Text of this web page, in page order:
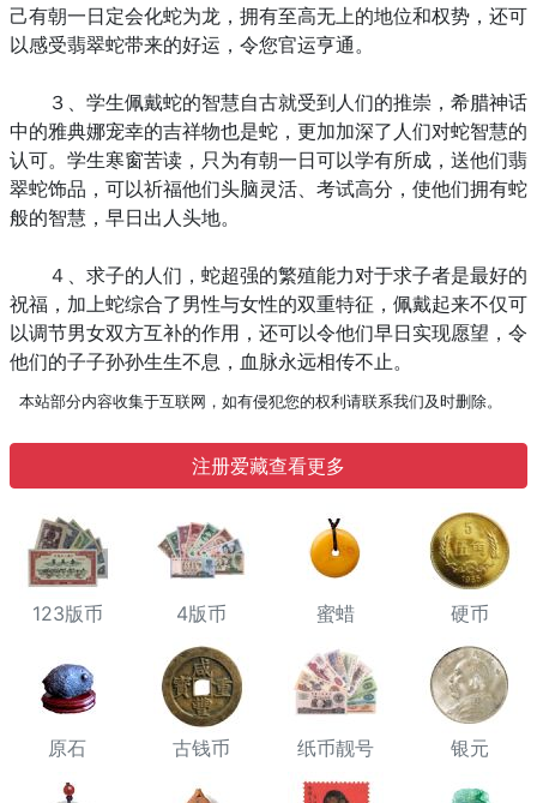
己有朝一日定会化蛇为龙，拥有至高无上的地位和权势，还可
以感受翡翠蛇带来的好运，令您官运亨通。
３、学生佩戴蛇的智慧自古就受到人们的推崇，希腊神话
中的雅典娜宠幸的吉祥物也是蛇，更加加深了人们对蛇智慧的
认可。学生寒窗苦读，只为有朝一日可以学有所成，送他们翡
翠蛇饰品，可以祈福他们头脑灵活、考试高分，使他们拥有蛇
般的智慧，早日出人头地。
４、求子的人们，蛇超强的繁殖能力对于求子者是最好的
祝福，加上蛇综合了男性与女性的双重特征，佩戴起来不仅可
以调节男女双方互补的作用，还可以令他们早日实现愿望，令
他们的子子孙孙生生不息，血脉永远相传不止。
本站部分内容收集于互联网，如有侵犯您的权利请联系我们及时删除。
注册爱藏查看更多
123版币 4版币 蜜蜡 硬币
原石 古钱币 纸币靓号 银元